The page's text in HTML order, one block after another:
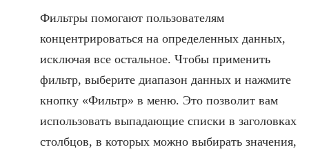
Фильтры помогают пользователям
концентрироваться на определенных данных,
исключая все остальное. Чтобы применить
фильтр, выберите диапазон данных и нажмите
кнопку «Фильтр» в меню. Это позволит вам
использовать выпадающие списки в заголовках
столбцов, в которых можно выбирать значения,